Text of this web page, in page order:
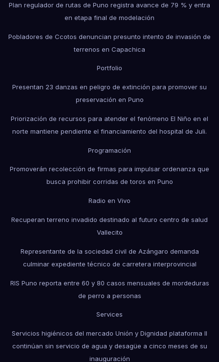
Plan regulador de rutas de Puno registra avance de 79 % y entra
en etapa final de modelación
Pobladores de Ccotos denuncian presunto intento de invasión de
terrenos en Capachica
Portfolio
Presentan 23 danzas en peligro de extinción para promover su
preservación en Puno
Priorización de recursos para atender el fenómeno El Niño en el
norte mantiene pendiente el financiamiento del hospital de Juli.
Programación
Promoverán recolección de firmas para impulsar ordenanza que
busca prohibir corridas de toros en Puno
Radio en Vivo
Recuperan terreno invadido destinado al futuro centro de salud
Vallecito
Representante de la sociedad civil de Azángaro demanda
culminar expediente técnico de carretera interprovincial
RIS Puno reporta entre 60 y 80 casos mensuales de mordeduras
de perro a personas
Services
Servicios higiénicos del mercado Unión y Dignidad plataforma II
continúan sin servicio de agua y desagüe a cinco meses de su
inauguración